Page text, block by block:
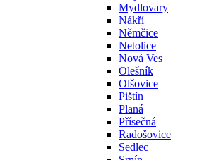
Mydlovary
Nákří
Němčice
Netolice
Nová Ves
Olešník
Olšovice
Pištín
Planá
Přísečná
Radošovice
Sedlec